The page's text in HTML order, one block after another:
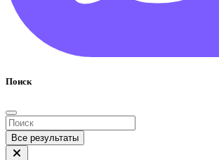
Поиск
Все результаты